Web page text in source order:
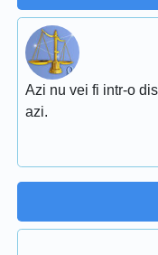
Azi nu vei fi intr-o
azi.